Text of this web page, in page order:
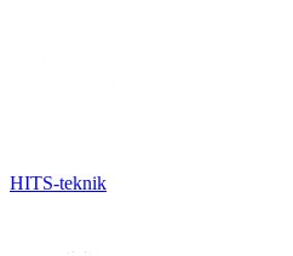
HITS-teknik